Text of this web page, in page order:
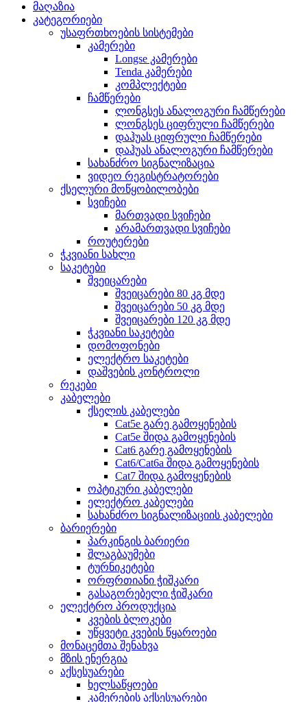
მაღაზია
კატეგორიები
უსაფრთხოების სისტემები
კამერები
Longse კამერები
Tenda კამერები
კომპლექტები
ჩამწერები
ლონგსეს ანალოგური ჩამწერები
ლონგსეს ციფრული ჩამწერები
დაჰუას ციფრული ჩამწერები
დაჰუას ანალოგური ჩამწერები
სახანძრო სიგნალიზაცია
ვიდეო რეგისტრატორები
ქსელური მოწყობილობები
სვიჩები
მართვადი სვიჩები
არამართვადი სვიჩები
როუტერები
ჭკვიანი სახლი
საკეტები
შვეიცარები
შვეიცარები 80 კგ მდე
შვეიცარები 50 კგ მდე
შვეიცარები 120 კგ მდე
ჭკვიანი საკეტები
დომოფონები
ელექტრო საკეტები
დაშვების კონტროლი
რეკები
კაბელები
ქსელის კაბელები
Cat5e გარე გამოყენების
Cat5e შიდა გამოყენების
Cat6 გარე გამოყენების
Cat6/Cat6a შიდა გამოყენების
Cat7 შიდა გამოყენების
ოპტიკური კაბელები
ელექტრო კაბელები
სახანძრო სიგნალიზაციის კაბელები
ბარიერები
პარკინგის ბარიერი
შლაგბაუმები
ტურნიკეტები
ორფრთიანი ჭიშკარი
გასაგორებელი ჭიშკარი
ელექტრო პროდუქცია
კვების ბლოკები
უწყვეტი კვების წყაროები
მონაცემთა შენახვა
მზის ენერგია
აქსესუარები
ხელსაწყოები
კამერების აქსესუარები